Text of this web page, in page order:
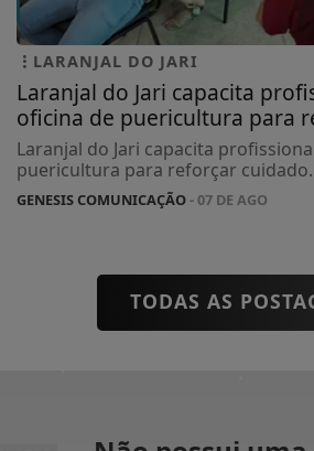
LARANJAL DO JARI
Laranjal do Jari capacita
oficina de puericultura para
Laranjal do Jari capacita
puericultura para reforçar
GENESIS COMUNICAÇÃO- 07 DE AGO
TODAS AS